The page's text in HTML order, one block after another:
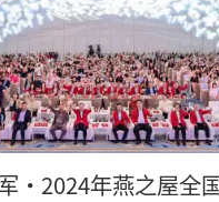
·2024年燕之屋全